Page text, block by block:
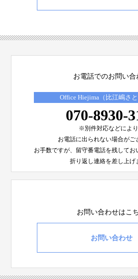
お電話でのお問い合
Office Hiejima（比江嶋さと
070-8930-
※別件対応などにより
お電話に出られない場合がご
お手数ですが、留守番電話を残してお
折り返し連絡を差し上げ
お問い合わせはこ
お問い合わせ